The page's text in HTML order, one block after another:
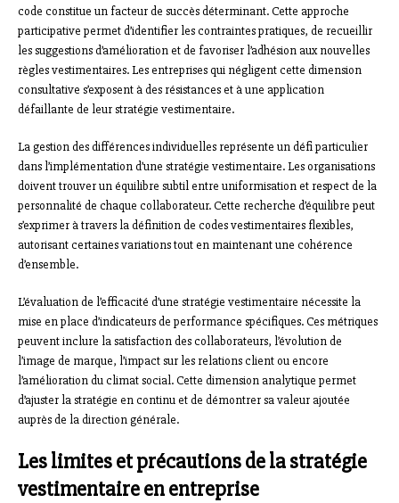
code constitue un facteur de succès déterminant. Cette approche
participative permet d’identifier les contraintes pratiques, de recueillir
les suggestions d’amélioration et de favoriser l’adhésion aux nouvelles
règles vestimentaires. Les entreprises qui négligent cette dimension
consultative s’exposent à des résistances et à une application
défaillante de leur stratégie vestimentaire.
La gestion des différences individuelles représente un défi particulier
dans l’implémentation d’une stratégie vestimentaire. Les organisations
doivent trouver un équilibre subtil entre uniformisation et respect de la
personnalité de chaque collaborateur. Cette recherche d’équilibre peut
s’exprimer à travers la définition de codes vestimentaires flexibles,
autorisant certaines variations tout en maintenant une cohérence
d’ensemble.
L’évaluation de l’efficacité d’une stratégie vestimentaire nécessite la
mise en place d’indicateurs de performance spécifiques. Ces métriques
peuvent inclure la satisfaction des collaborateurs, l’évolution de
l’image de marque, l’impact sur les relations client ou encore
l’amélioration du climat social. Cette dimension analytique permet
d’ajuster la stratégie en continu et de démontrer sa valeur ajoutée
auprès de la direction générale.
Les limites et précautions de la stratégie
vestimentaire en entreprise